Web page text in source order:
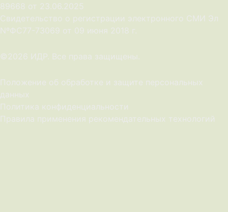
89668 от 23.06.2025
Cвидетельство о регистрации электронного СМИ Эл
NºФС77-73069 от 09 июня 2018 г.
©2026 ИДР. Все права защищены.
Положение об обработке и защите персональных
данных
Политика конфиденциальности
Правила применения рекомендательных технологий